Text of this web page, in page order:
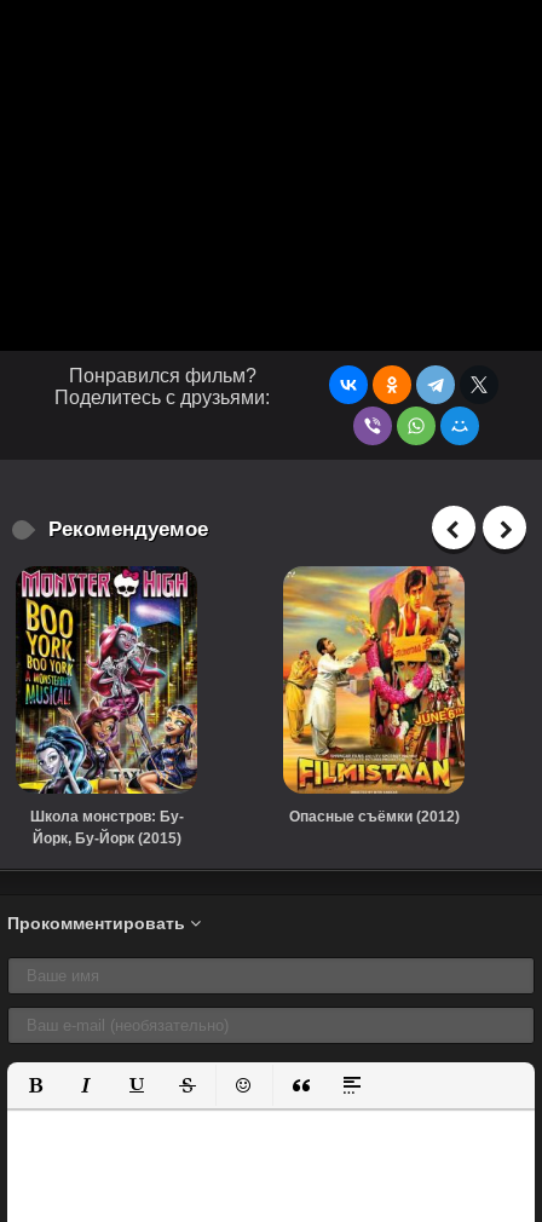
Понравился фильм?
Поделитесь с друзьями:
Рекомендуемое
Школа монстров: Бу-
Йорк, Бу-Йорк (2015)
Опасные съёмки (2012)
Прокомментировать
Полужирный
КурсивПодчеркнутый
ЗачеркнутыйВставить смайлик
Вставка цитаты
Вставка спойлера